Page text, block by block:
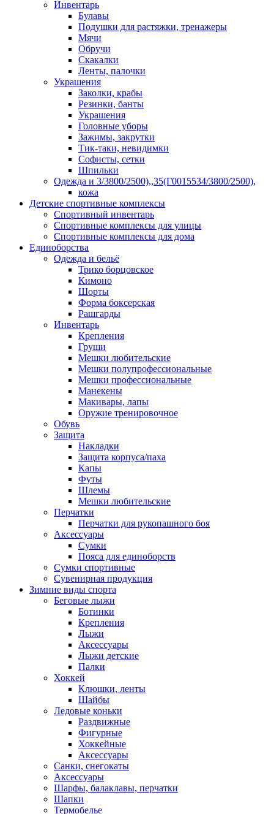
Инвентарь
Булавы
Подушки для растяжки, тренажеры
Мячи
Обручи
Скакалки
Ленты, палочки
Украшения
Заколки, крабы
Резинки, банты
Украшения
Головные уборы
Зажимы, закрутки
Тик-таки, невидимки
Софисты, сетки
Шпильки
Одежда и 3/3800/2500),,35(Г0015534/3800/2500),
кожа
Детские спортивные комплексы
Спортивный инвентарь
Спортивные комплексы для улицы
Спортивные комплексы для дома
Единоборства
Одежда и бельё
Трико борцовское
Кимоно
Шорты
Форма боксерская
Рашгарды
Инвентарь
Крепления
Груши
Мешки любительские
Мешки полупрофессиональные
Мешки профессиональные
Манекены
Макивары, лапы
Оружие тренировочное
Обувь
Защита
Накладки
Защита корпуса/паха
Капы
Футы
Шлемы
Мешки любительские
Перчатки
Перчатки для рукопашного боя
Аксессуары
Сумки
Пояса для единоборств
Сумки спортивные
Сувенирная продукция
Зимние виды спорта
Беговые лыжи
Ботинки
Крепления
Лыжи
Аксессуары
Лыжи детские
Палки
Хоккей
Клюшки, ленты
Шайбы
Ледовые коньки
Раздвижные
Фигурные
Хоккейные
Аксессуары
Санки, снегокаты
Аксессуары
Шарфы, балаклавы, перчатки
Шапки
Термобелье